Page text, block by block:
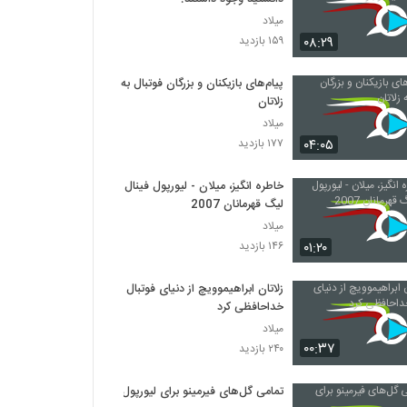
۰۸:۲۹
میلاد
۱۵۹ بازدید
۰۴:۰۵
پیام‌های بازیکنان و بزرگان فوتبال به
زلاتان
میلاد
۱۷۷ بازدید
۰۱:۲۰
خاطره انگیز، میلان - لیورپول فینال
لیگ قهرمانان 2007
میلاد
۱۴۶ بازدید
۰۰:۳۷
زلاتان ابراهیموویچ از دنیای فوتبال
خداحافظی کرد
میلاد
۲۴۰ بازدید
تمامی گل‌‎های فیرمینو برای لیورپول